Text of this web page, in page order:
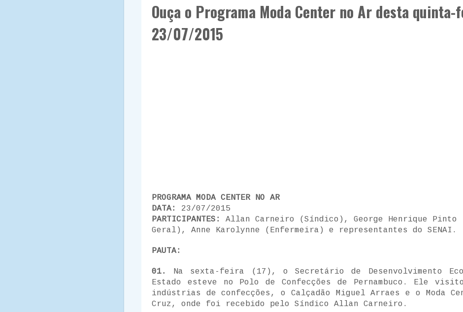
Ouça o Programa Moda Center no Ar desta quinta-
23/07/2015
PROGRAMA MODA CENTER NO AR
DATA:
23/07/2015
PARTICIPANTES:
Allan Carneiro (Síndico), George Henrique Pinto
Geral), Anne Karolynne (Enfermeira) e representantes do SENAI.
PAUTA:
01.
Na sexta-feira (17), o Secretário de Desenvolvimento
Estado esteve no Polo de Confecções de Pernambuco. Ele
indústrias de confecções, o Calçadão Miguel Arraes e o Moda
Cruz, onde foi recebido pelo Síndico Allan Carneiro.